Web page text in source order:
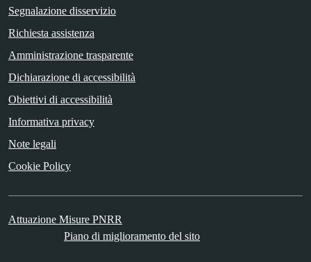
Segnalazione disservizio
Richiesta assistenza
Amministrazione trasparente
Dichiarazione di accessibilità
Obiettivi di accessibilità
Informativa privacy
Note legali
Cookie Policy
Attuazione Misure PNRR
Piano di miglioramento del sito